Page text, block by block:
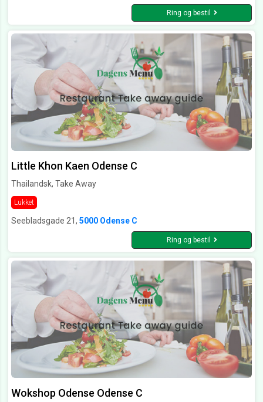
Ring og bestil
Little Khon Kaen Odense C
Thailandsk, Take Away
Lukket
Seebladsgade 21, 5000 Odense C
Ring og bestil
Wokshop Odense Odense C